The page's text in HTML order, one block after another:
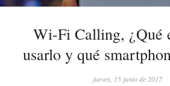
Wi-Fi Calling, ¿Qué
usarlo y qué
jueves, 15 junio de 2017